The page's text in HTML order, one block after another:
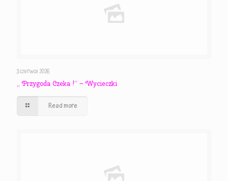
3 czerwca 2026
,, Przygoda Czeka !” – Wycieczki
Read more